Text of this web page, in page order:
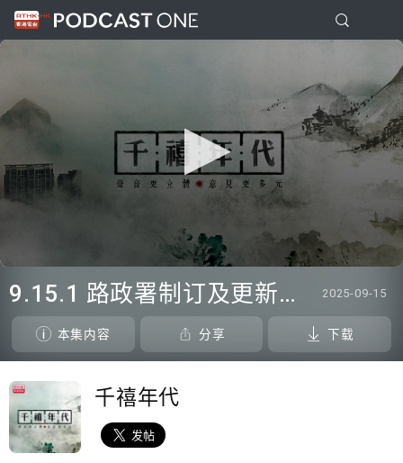
seconds
of
15
minutes,
21
seconds
9.15.1 路政署制订及更新《香港铁路标准》 引入内地设计标准 2025-09-15
本集内容 分享 下载
千禧年代